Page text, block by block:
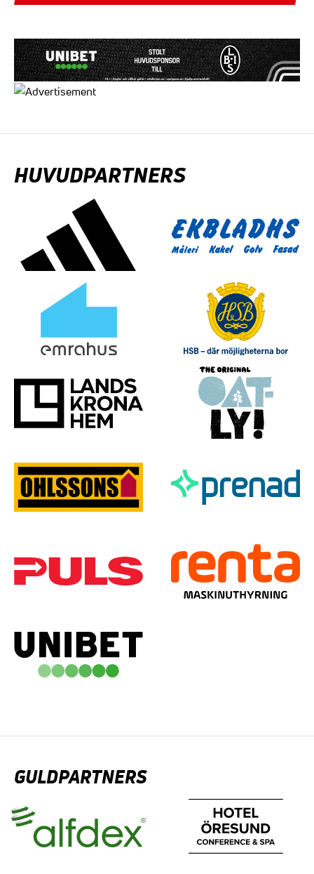
HUVUDPARTNERS
GULDPARTNERS